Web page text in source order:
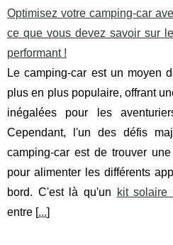
Optimisez votre camping-car
ce que vous devez savoir sur
performant !
Le camping-car est un moyen
plus en plus populaire, offrant
inégalées pour les
Cependant, l'un des défis
camping-car est de trouver
pour alimenter les différents
bord. C'est là qu'un
kit solaire
entre [...]